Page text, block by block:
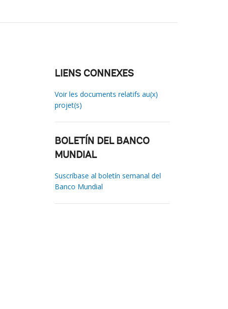
LIENS CONNEXES
Voir les documents relatifs au(x)
projet(s)
BOLETÍN DEL BANCO
MUNDIAL
Suscríbase al boletín semanal del
Banco Mundial